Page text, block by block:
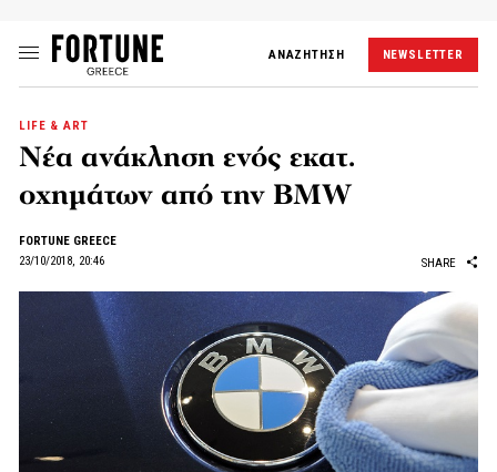
ΑΝΑΖΗΤΗΣΗ NEWSLETTER
LIFE & ART
Νέα ανάκληση ενός εκατ.
οχημάτων από την BMW
FORTUNE GREECE
23/10/2018, 20:46
SHARE